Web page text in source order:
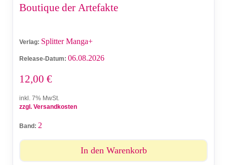
Boutique der Artefakte
Verlag: Splitter Manga+
Release-Datum: 06.08.2026
12,00 €
inkl. 7% MwSt.
zzgl. Versandkosten
Band: 2
In den Warenkorb